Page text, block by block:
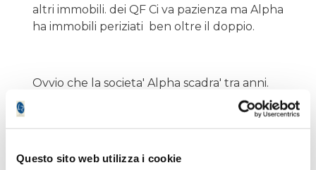
Questo sito web utilizza i cookie
altri immobili. dei QF Ci va pazienza ma Alpha
ha immobili periziati ben oltre il doppio.
Ovvio che la societa' Alpha scadra' tra anni.
accettabile.....